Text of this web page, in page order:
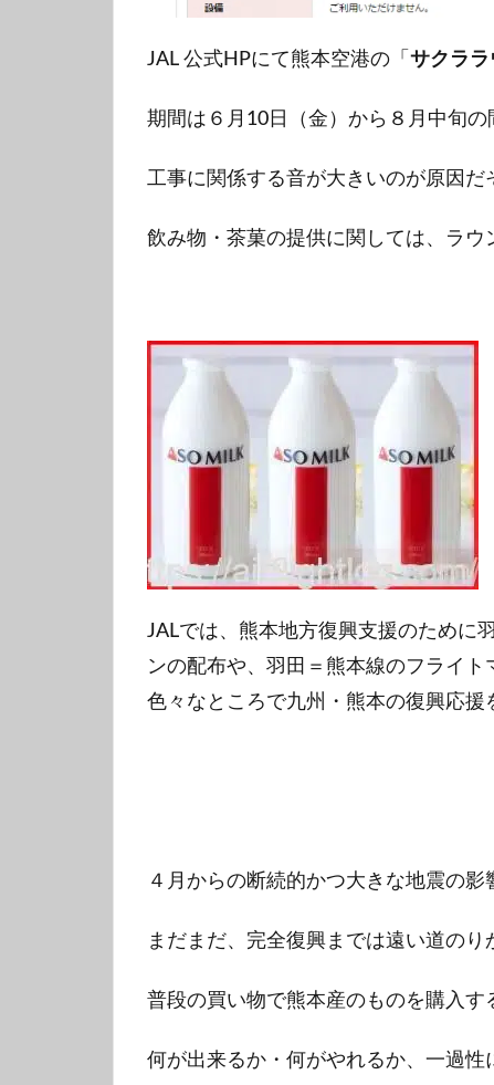
JAL 公式HPにて熊本空港の「 サクララ
期間は６月10日（金）から８月中旬の
工事に関係する音が大きいのが原因だ
飲み物・茶菓の提供に関しては、ラウ
JALでは、熊本地方復興支援のために
ンの配布や、羽田＝熊本線のフライ
色々なところで九州・熊本の復興応援
４月からの断続的かつ大きな地震の
まだまだ、完全復興までは遠い道の
普段の買い物で熊本産のものを購入
何が出来るか・何がやれるか、一過